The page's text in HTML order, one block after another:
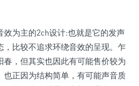
效为主的2ch设计:也就是它的发声
，比较不追求环绕音效的呈现。乍
春，但其实也因此有可能售价较为
也正因为结构简单，有可能声音质